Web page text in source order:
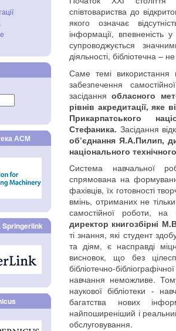
АСМ
Springerlink
співтовариства до
якого означає
інформації, впевненість
супроводжується
діяльності, бібліотечна –
Саме темі використання
забезпечення
засіданняобласного
рівнів акредитації, яке
Прикарпатського
Стефаника. Засідання
об’єднання Я.А.Пилип,
національного
Cистема навчальної
спрямована на
фахівців, їх готовності
вмінь, отриманих не
самостійної роботи,
директор книгозбірні
ті знання, які студент
та діям, є насправді
висновок, що без
бібліотечно-
навчання неможливе.
наукової бібліотеки -
багатства нових
найпоширеніший і
обслуговування.